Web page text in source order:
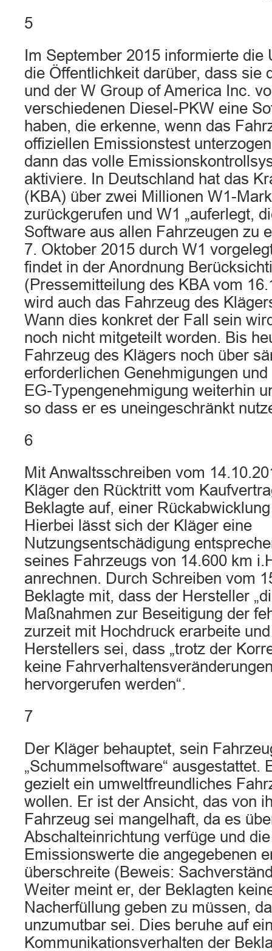
5
Im September 2015 informierte
die Öffentlichkeit darüber, dass sie
und der W Group of America Inc.
verschiedenen Diesel-PKW eine
haben, die erkenne, wenn das
offiziellen Emissionstest
dann das volle
aktiviere. In Deutschland hat das
(KBA) über zwei Millionen W1-
zurückgerufen und W1 „auferlegt,
Software aus allen Fahrzeugen zu
7. Oktober 2015 durch W1
findet in der Anordnung
(Pressemitteilung des KBA vom
wird auch das Fahrzeug des
Wann dies konkret der Fall sein
noch nicht mitgeteilt worden. Bis
Fahrzeug des Klägers noch über
erforderlichen Genehmigungen
EG-Typengenehmigung weiterhin
so dass er es uneingeschränkt
6
Mit Anwaltsschreiben vom
Kläger den Rücktritt vom
Beklagte auf, einer
Hierbei lässt sich der Kläger eine
Nutzungsentschädigung
seines Fahrzeugs von 14.600 km
anrechnen. Durch Schreiben vom
Beklagte mit, dass der Hersteller
Maßnahmen zur Beseitigung der
zurzeit mit Hochdruck erarbeite
Herstellers sei, dass „trotz der
keine
hervorgerufen werden“.
7
Der Kläger behauptet, sein
„Schummelsoftware“ ausgestattet.
gezielt ein umweltfreundliches
wollen. Er ist der Ansicht, das von
Fahrzeug sei mangelhaft, da es
Abschalteinrichtung verfüge und
Emissionswerte die angegebenen
überschreite (Beweis:
Weiter meint er, der Beklagten
Nacherfüllung geben zu müssen,
unzumutbar sei. Dies beruhe auf
Kommunikationsverhalten der